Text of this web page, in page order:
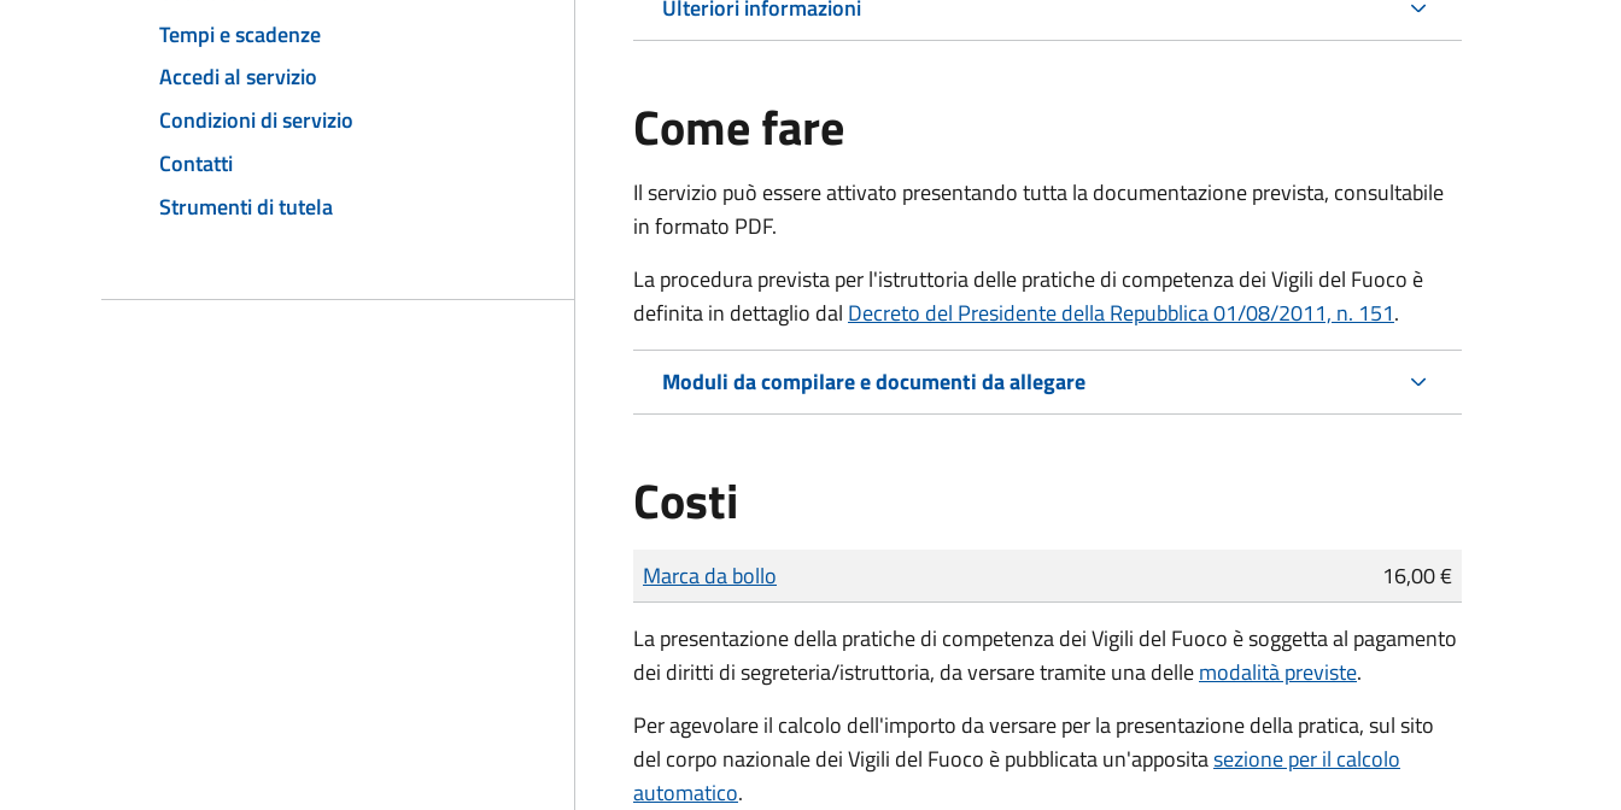
Tempi e scadenze
Accedi al servizio
Condizioni di servizio
Contatti
Strumenti di tutela
Ulteriori informazioni
Come fare
Il servizio può essere attivato presentando tutta la documentazione prevista, consultabile
in formato PDF.
La procedura prevista per l'istruttoria delle pratiche di competenza dei Vigili del Fuoco è
definita in dettaglio dal Decreto del Presidente della Repubblica 01/08/2011, n. 151.
Moduli da compilare e documenti da allegare
Costi
Tipo di pagamento
Importo
Marca da bollo
16,00 €
La presentazione della pratiche di competenza dei Vigili del Fuoco è soggetta al pagamento
dei diritti di segreteria/istruttoria, da versare tramite una dellemodalità previste.
Per agevolare il calcolo dell'importo da versare per la presentazione della pratica, sul sito
del corpo nazionale dei Vigili del Fuoco è pubblicata un'appositasezione per il calcolo
automatico.